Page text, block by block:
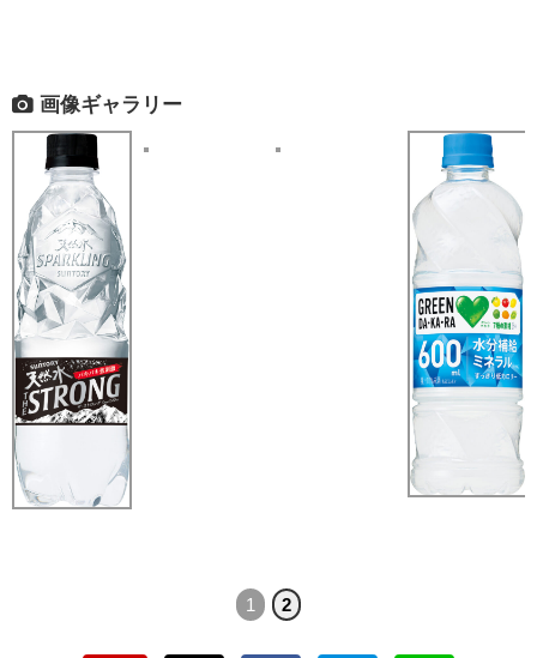
画像ギャラリー
1 2